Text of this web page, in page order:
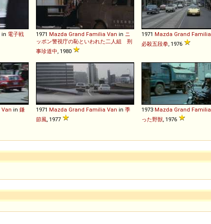
in 電子戦
1971 Mazda Grand Familia Van in ニ
ッポン警視庁の恥といわれた二人組 刑
事珍道中 , 1980
1971 Mazda Grand Familia
必殺五段拳 , 1976
Van in 鎌
1971 Mazda Grand Familia Van in 季
節風 , 1977
1973 Mazda Grand Familia
った野獣 , 1976